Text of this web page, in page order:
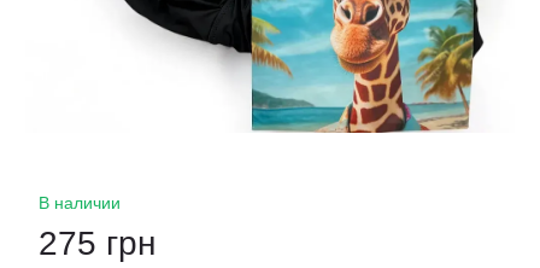
В наличии
275 грн